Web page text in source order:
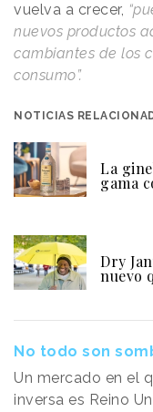
vuelva a crecer,
nuevos productos
cambiantes de los
consumo”.
NOTICIAS
La
gama
Dry
nuevo
No todo son
Un mercado en el
inversa es Reino